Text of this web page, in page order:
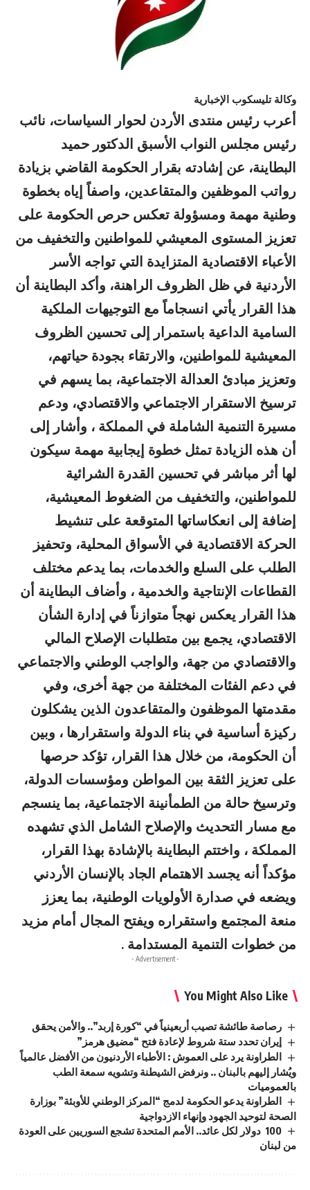
وكالة تليسكوب الإخبارية
أعرب رئيس منتدى الأردن لحوار السياسات، نائب
رئيس مجلس النواب الأسبق الدكتور حميد
البطاينة، عن إشادته بقرار الحكومة القاضي بزيادة
رواتب الموظفين والمتقاعدين، واصفاً إياه بخطوة
وطنية مهمة ومسؤولة تعكس حرص الحكومة على
تعزيز المستوى المعيشي للمواطنين والتخفيف من
الأعباء الاقتصادية المتزايدة التي تواجه الأسر
الأردنية في ظل الظروف الراهنة، وأكد البطاينة أن
هذا القرار يأتي انسجاماً مع التوجيهات الملكية
السامية الداعية باستمرار إلى تحسين الظروف
المعيشية للمواطنين، والارتقاء بجودة حياتهم،
وتعزيز مبادئ العدالة الاجتماعية، بما يسهم في
ترسيخ الاستقرار الاجتماعي والاقتصادي، ودعم
مسيرة التنمية الشاملة في المملكة ، وأشار إلى
أن هذه الزيادة تمثل خطوة إيجابية مهمة سيكون
لها أثر مباشر في تحسين القدرة الشرائية
للمواطنين، والتخفيف من الضغوط المعيشية،
إضافة إلى انعكاساتها المتوقعة على تنشيط
الحركة الاقتصادية في الأسواق المحلية، وتحفيز
الطلب على السلع والخدمات، بما يدعم مختلف
القطاعات الإنتاجية والخدمية ، وأضاف البطاينة أن
هذا القرار يعكس نهجاً متوازناً في إدارة الشأن
الاقتصادي، يجمع بين متطلبات الإصلاح المالي
والاقتصادي من جهة، والواجب الوطني والاجتماعي
في دعم الفئات المختلفة من جهة أخرى، وفي
مقدمتها الموظفون والمتقاعدون الذين يشكلون
ركيزة أساسية في بناء الدولة واستقرارها ، وبين
أن الحكومة، من خلال هذا القرار، تؤكد حرصها
على تعزيز الثقة بين المواطن ومؤسسات الدولة،
وترسيخ حالة من الطمأنينة الاجتماعية، بما ينسجم
مع مسار التحديث والإصلاح الشامل الذي تشهده
المملكة ، واختتم البطاينة بالإشادة بهذا القرار،
مؤكداً أنه يجسد الاهتمام الجاد بالإنسان الأردني
ويضعه في صدارة الأولويات الوطنية، بما يعزز
منعة المجتمع واستقراره ويفتح المجال أمام مزيد
من خطوات التنمية المستدامة .
- Advertisement -
You Might Also Like
رصاصة طائشة تصيب أربعينياً في “كورة إربد”.. والأمن يحقق
إيران تحدد ستة شروط لإعادة فتح “مضيق هرمز”
الطراونة يرد على العموش : الأطباء الأردنيون من الأفضل عالمياً
ويُشار إليهم بالبنان .. ونرفض الشيطنة وتشويه سمعة الطب
بالعموميات
الطراونة يدعو الحكومة لدمج “المركز الوطني للأوبئة” بوزارة
الصحة لتوحيد الجهود وإنهاء الازدواجية
100 دولار لكل عائد.. الأمم المتحدة تشجع السوريين على العودة
من لبنان